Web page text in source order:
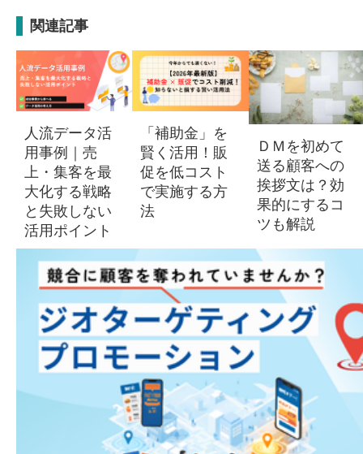
関連記事
人流データ活
用事例｜売
上・集客を最
大化する戦略
と失敗しない
活用ポイント
「補助金」を
賢く活用！販
促を低コスト
で実施する方
法
ＤＭを初めて
送る顧客への
挨拶文は？効
果的にするコ
ツも解説